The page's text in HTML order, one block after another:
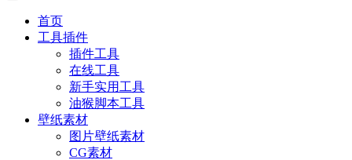
首页
工具插件
插件工具
在线工具
新手实用工具
油猴脚本工具
壁纸素材
图片壁纸素材
CG素材